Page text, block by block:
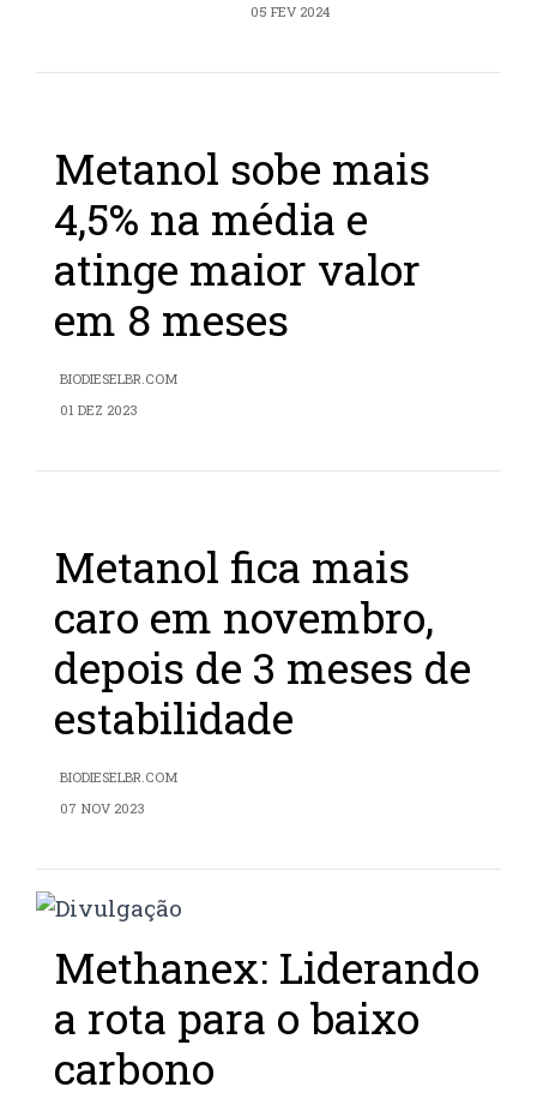
05 FEV 2024
Metanol sobe mais
4,5% na média e
atinge maior valor
em 8 meses
BIODIESELBR.COM
01 DEZ 2023
Metanol fica mais
caro em novembro,
depois de 3 meses de
estabilidade
BIODIESELBR.COM
07 NOV 2023
Methanex: Liderando
a rota para o baixo
carbono